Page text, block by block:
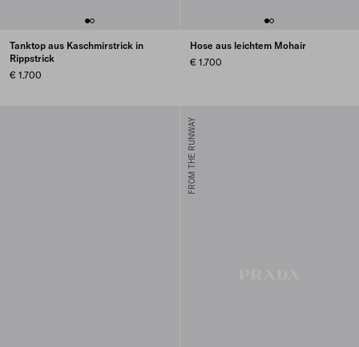
Tanktop aus Kaschmirstrick in
Rippstrick
€ 1.700
Hose aus leichtem Mohair
€ 1.700
FROM THE RUNWAY